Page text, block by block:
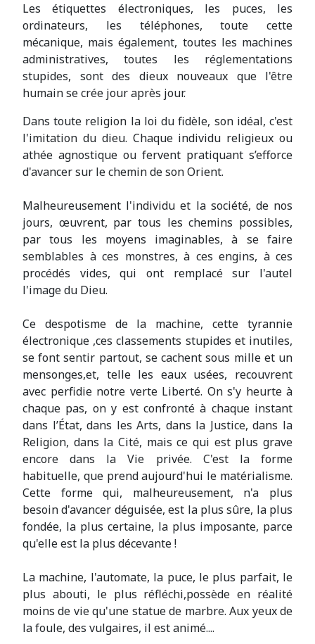
Les étiquettes électroniques, les puces, les
ordinateurs, les téléphones, toute cette
mécanique, mais également, toutes les machines
administratives, toutes les réglementations
stupides, sont des dieux nouveaux que l'être
humain se crée jour après jour.
Dans toute religion la loi du fidèle, son idéal, c'est
l'imitation du dieu. Chaque individu religieux ou
athée agnostique ou fervent pratiquant s’efforce
d'avancer sur le chemin de son Orient.
Malheureusement l'individu et la société, de nos
jours, œuvrent, par tous les chemins possibles,
par tous les moyens imaginables, à se faire
semblables à ces monstres, à ces engins, à ces
procédés vides, qui ont remplacé sur l'autel
l'image du Dieu.
Ce despotisme de la machine, cette tyrannie
électronique ,ces classements stupides et inutiles,
se font sentir partout, se cachent sous mille et un
mensonges,et, telle les eaux usées, recouvrent
avec perfidie notre verte Liberté. On s'y heurte à
chaque pas, on y est confronté à chaque instant
dans l’État, dans les Arts, dans la Justice, dans la
Religion, dans la Cité, mais ce qui est plus grave
encore dans la Vie privée. C'est la forme
habituelle, que prend aujourd'hui le matérialisme.
Cette forme qui, malheureusement, n'a plus
besoin d'avancer déguisée, est la plus sûre, la plus
fondée, la plus certaine, la plus imposante, parce
qu'elle est la plus décevante !
La machine, l'automate, la puce, le plus parfait, le
plus abouti, le plus réfléchi,possède en réalité
moins de vie qu'une statue de marbre. Aux yeux de
la foule, des vulgaires, il est animé....